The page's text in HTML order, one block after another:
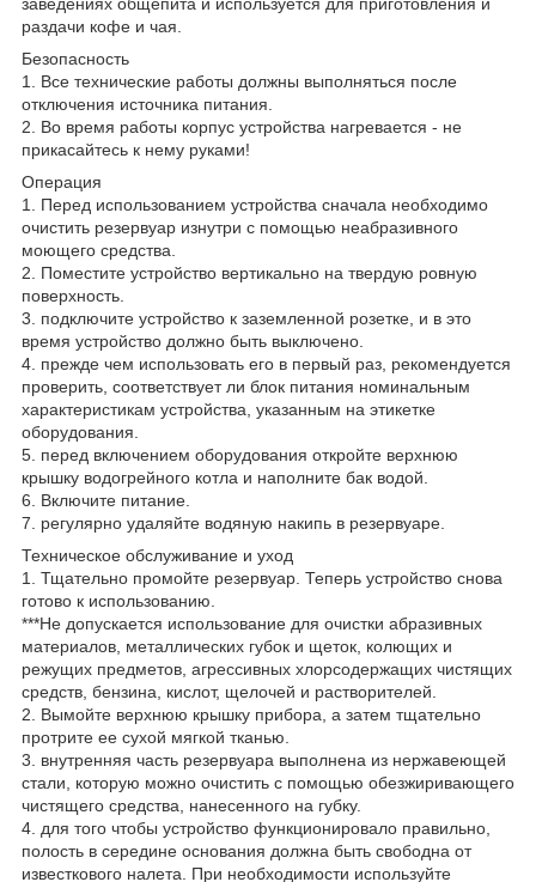
раздачи кофе и чая.
Безопасность
1. Все технические работы должны выполняться после
отключения источника питания.
2. Во время работы корпус устройства нагревается - не
прикасайтесь к нему руками!
Операция
1. Перед использованием устройства сначала необходимо
очистить резервуар изнутри с помощью неабразивного
моющего средства.
2. Поместите устройство вертикально на твердую ровную
поверхность.
3. подключите устройство к заземленной розетке, и в это
время устройство должно быть выключено.
4. прежде чем использовать его в первый раз, рекомендуется
проверить, соответствует ли блок питания номинальным
характеристикам устройства, указанным на этикетке
оборудования.
5. перед включением оборудования откройте верхнюю
крышку водогрейного котла и наполните бак водой.
6. Включите питание.
7. регулярно удаляйте водяную накипь в резервуаре.
Техническое обслуживание и уход
1. Тщательно промойте резервуар. Теперь устройство снова
готово к использованию.
***Не допускается использование для очистки абразивных
материалов, металлических губок и щеток, колющих и
режущих предметов, агрессивных хлорсодержащих чистящих
средств, бензина, кислот, щелочей и растворителей.
2. Вымойте верхнюю крышку прибора, а затем тщательно
протрите ее сухой мягкой тканью.
3. внутренняя часть резервуара выполнена из нержавеющей
стали, которую можно очистить с помощью обезжиривающего
чистящего средства, нанесенного на губку.
4. для того чтобы устройство функционировало правильно,
полость в середине основания должна быть свободна от
известкового налета. При необходимости используйте